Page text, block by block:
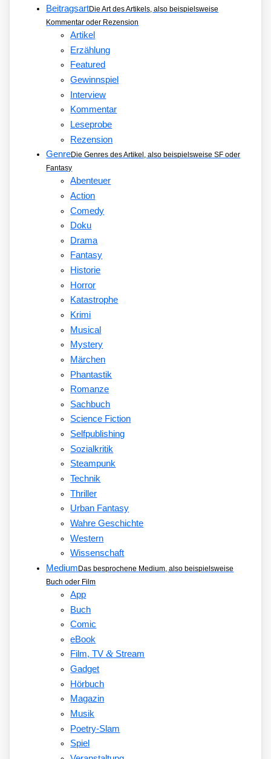
BeitragsartDie Art des Artikels, also beispielsweise
Kommentar oder Rezension
Artikel
Erzählung
Featured
Gewinnspiel
Interview
Kommentar
Leseprobe
Rezension
GenreDie Genres des Artikel, also beispielsweise SF oder
Fantasy
Abenteuer
Action
Comedy
Doku
Drama
Fantasy
Historie
Horror
Katastrophe
Krimi
Musical
Mystery
Märchen
Phantastik
Romanze
Sachbuch
Science Fiction
Selfpublishing
Sozialkritik
Steampunk
Technik
Thriller
Urban Fantasy
Wahre Geschichte
Western
Wissenschaft
MediumDas besprochene Medium, also beispielsweise
Buch oder Film
App
Buch
Comic
eBook
Film, TV&Stream
Gadget
Hörbuch
Magazin
Musik
Poetry-Slam
Spiel